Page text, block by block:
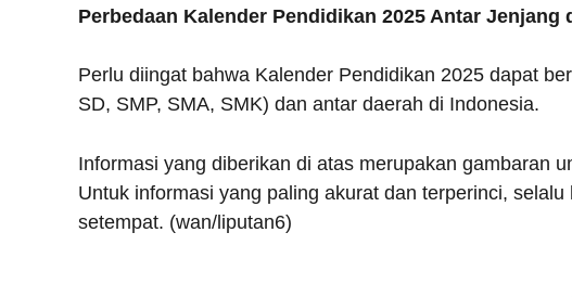
Perbedaan Kalender Pendidikan 2025 Antar Jenjang
Perlu diingat bahwa Kalender Pendidikan 2025 dapat
SD, SMP, SMA, SMK) dan antar daerah di Indonesia.
Informasi yang diberikan di atas merupakan gambaran
Untuk informasi yang paling akurat dan terperinci,
setempat. (wan/liputan6)